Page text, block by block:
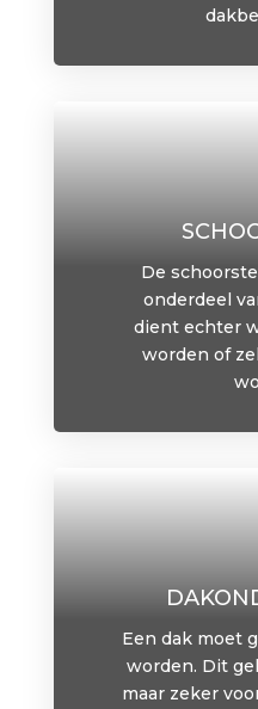
De
onderdeel
dient echter
worden of
Een dak moet
worden. Dit
maar zeker